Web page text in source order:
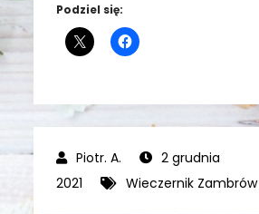
Podziel się:
2 grudnia
2021
Wieczernik Zambrów